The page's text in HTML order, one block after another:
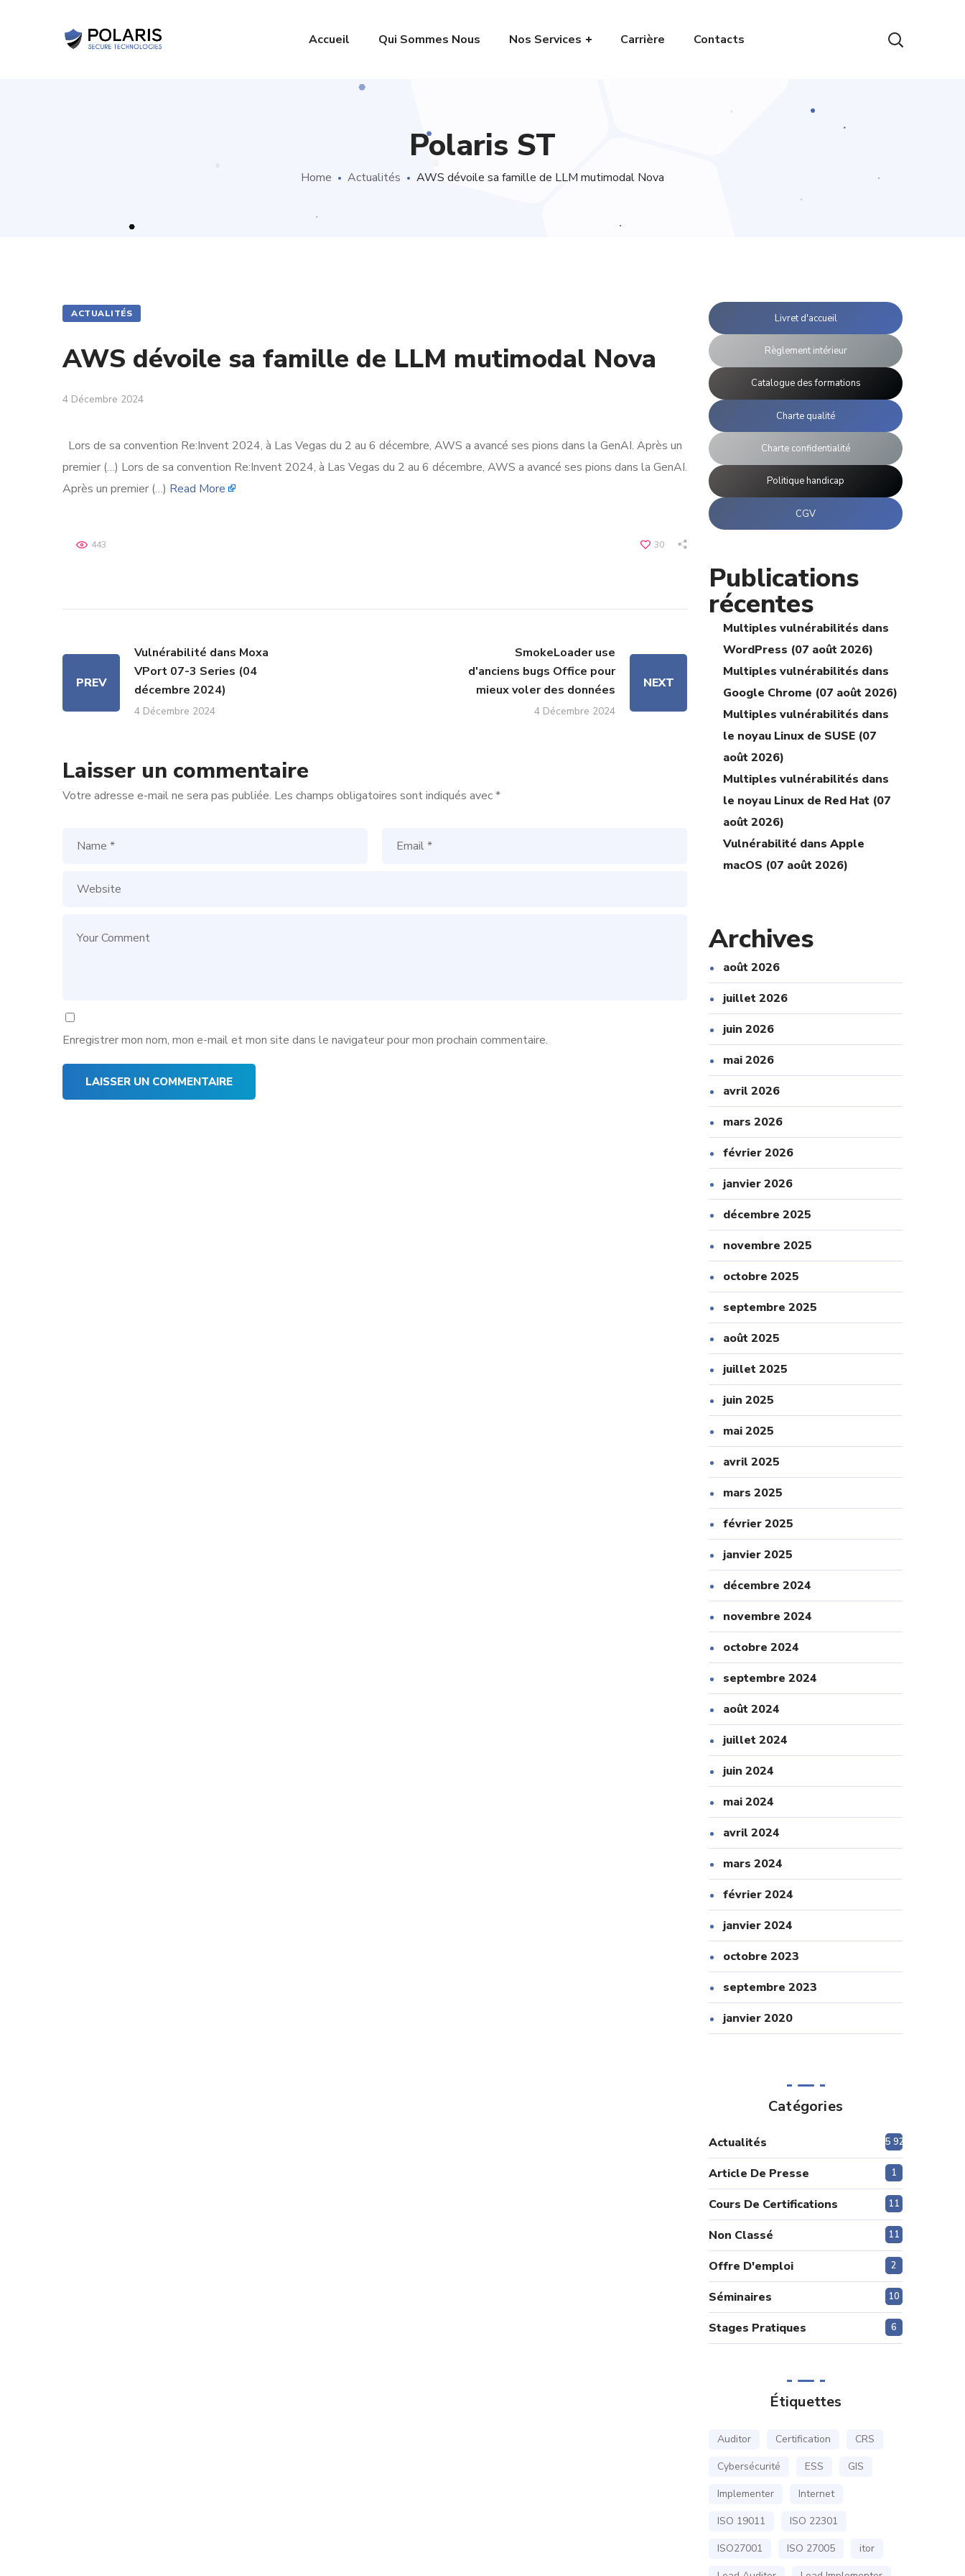
Accueil Qui Sommes Nous Nos Services Carrière Contacts
Polaris ST
Home Actualités AWS dévoile sa famille de LLM mutimodal Nova
ACTUALITÉS
AWS dévoile sa famille de LLM mutimodal Nova
4 Décembre 2024
Lors de sa convention Re:Invent 2024, à Las Vegas du 2 au 6 décembre, AWS a avancé ses pions dans la GenAI. Après un
premier (…) Lors de sa convention Re:Invent 2024, à Las Vegas du 2 au 6 décembre, AWS a avancé ses pions dans la GenAI.
Après un premier (…) Read More
30
443
PREV
Vulnérabilité dans Moxa
VPort 07-3 Series (04
décembre 2024)
4 Décembre 2024
SmokeLoader use
d'anciens bugs Office pour
mieux voler des données
4 Décembre 2024
NEXT
Laisser un commentaire
Votre adresse e-mail ne sera pas publiée. Les champs obligatoires sont indiqués avec*
Enregistrer mon nom, mon e-mail et mon site dans le navigateur pour mon prochain commentaire.
Livret d'accueil
Règlement intérieur
Catalogue des formations
Charte qualité
Charte confidentialité
Politique handicap
CGV
Publications
récentes
Multiples vulnérabilités dans
WordPress (07 août 2026)
Multiples vulnérabilités dans
Google Chrome (07 août 2026)
Multiples vulnérabilités dans
le noyau Linux de SUSE (07
août 2026)
Multiples vulnérabilités dans
le noyau Linux de Red Hat (07
août 2026)
Vulnérabilité dans Apple
macOS (07 août 2026)
Archives
août 2026
juillet 2026
juin 2026
mai 2026
avril 2026
mars 2026
février 2026
janvier 2026
décembre 2025
novembre 2025
octobre 2025
septembre 2025
août 2025
juillet 2025
juin 2025
mai 2025
avril 2025
mars 2025
février 2025
janvier 2025
décembre 2024
novembre 2024
octobre 2024
septembre 2024
août 2024
juillet 2024
juin 2024
mai 2024
avril 2024
mars 2024
février 2024
janvier 2024
octobre 2023
septembre 2023
janvier 2020
Catégories
Actualités 5 920
Article De Presse 1
Cours De Certifications 11
Non Classé 11
Offre D'emploi 2
Séminaires 10
Stages Pratiques 6
Étiquettes
Auditor Certification
CRS
Cybersécurité
ESS
GIS
Implementer
Internet
ISO 19011
ISO 22301
ISO27001
ISO 27005
itor